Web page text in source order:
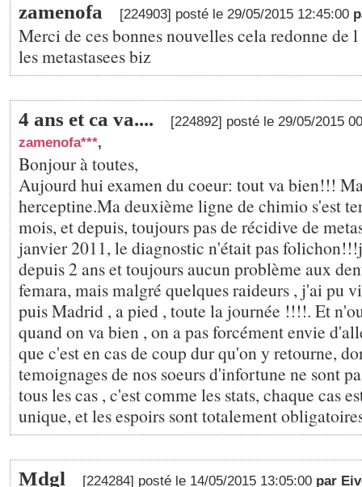
zamenofa [224903] posté le 29/05/2015 12:45:00
Merci de ces bonnes nouvelles cela redonne de
les metastasees biz
4 ans et ca va....
[224892] posté le 29/05/2015
zamenofa***,
Bonjour à toutes,
Aujourd hui examen du coeur: tout va bien!!!
herceptine.Ma deuxième ligne de chimio s'est
mois, et depuis, toujours pas de récidive de
janvier 2011, le diagnostic n'était pas
depuis 2 ans et toujours aucun problème aux
femara, mais malgré quelques raideurs , j'ai pu
puis Madrid , a pied , toute la journée !!!!. Et
quand on va bien , on a pas forcément envie
que c'est en cas de coup dur qu'on y retourne,
temoignages de nos soeurs d'infortune ne sont
tous les cas , c'est comme les stats, chaque cas
unique, et les espoirs sont totalement
Mdgl [224284] posté le 14/05/2015 13:05:00 par